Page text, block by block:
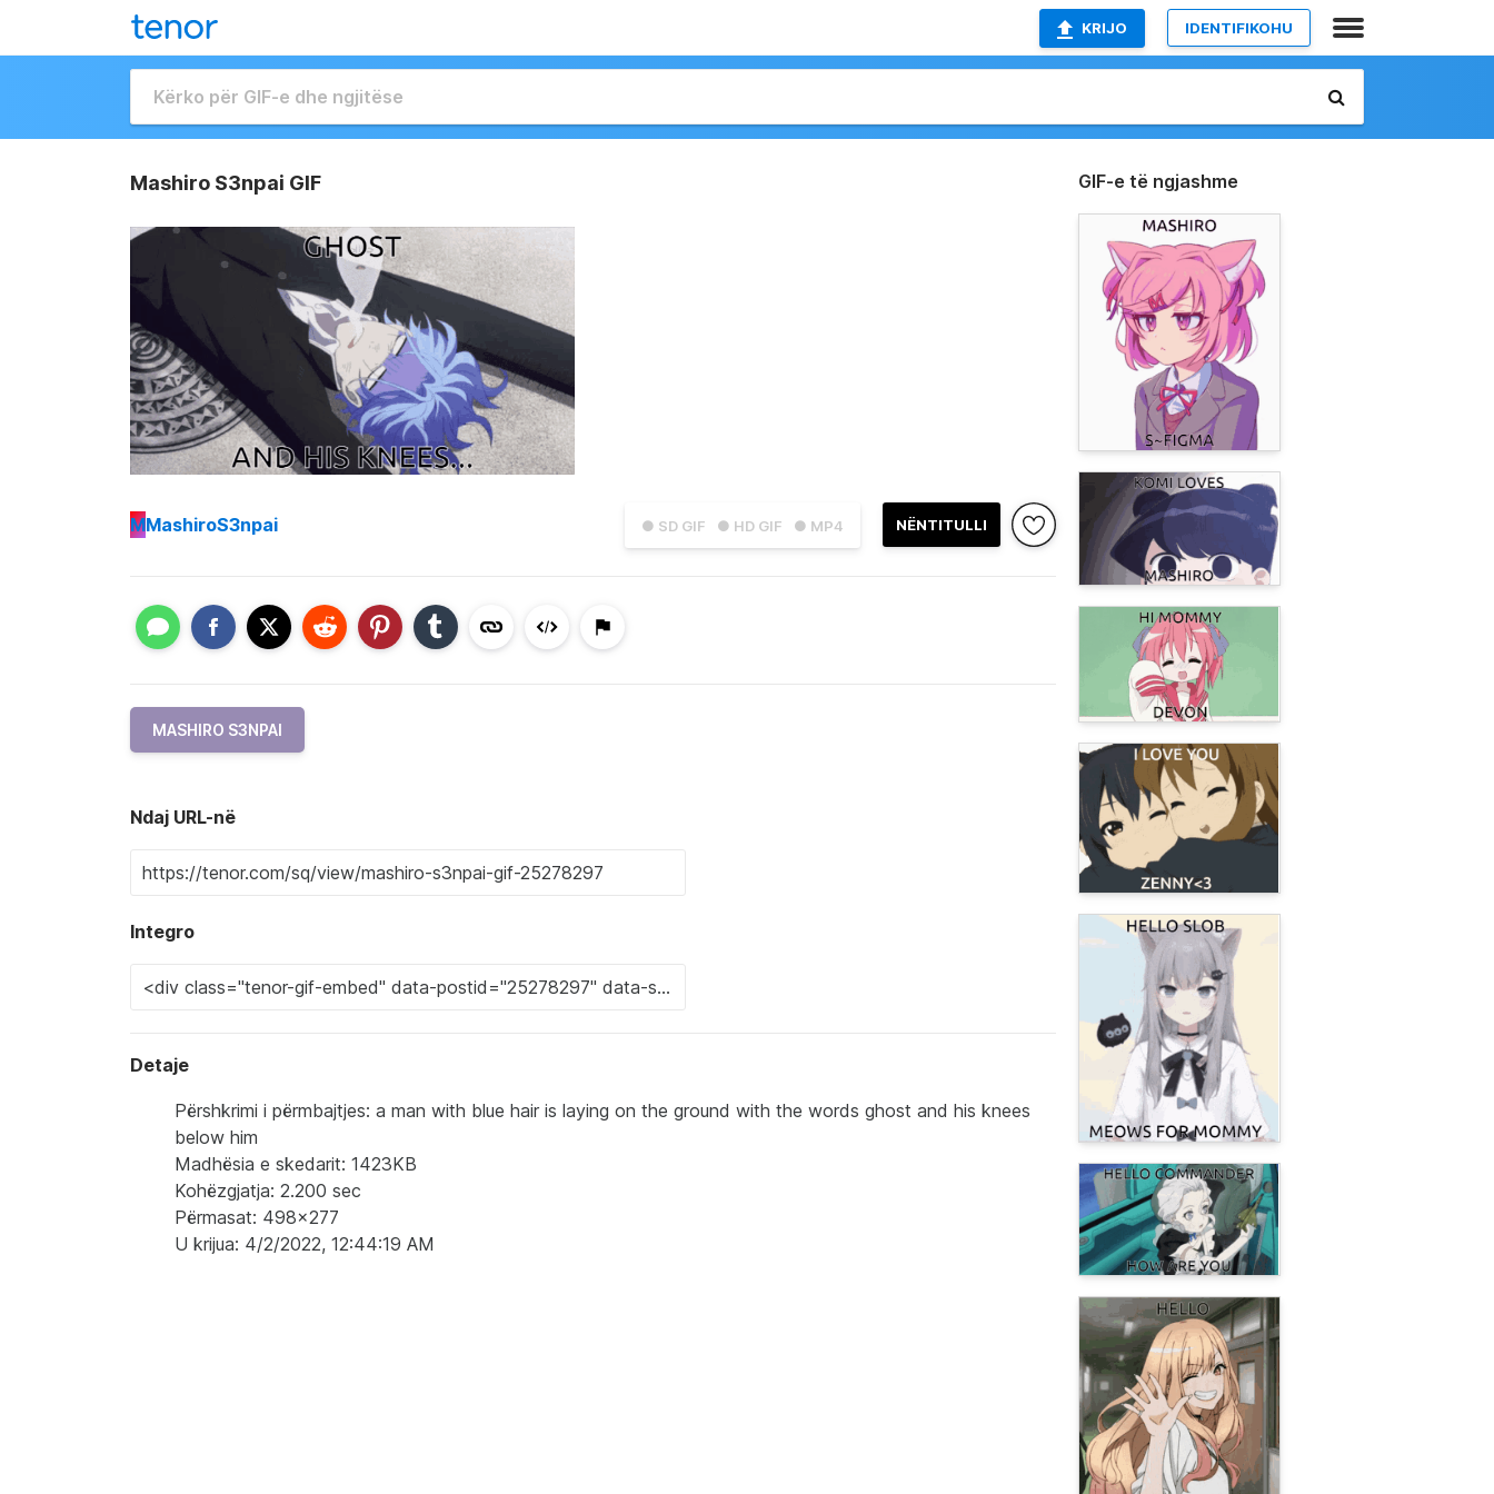
KRIJO IDENTIFIKOHU
Mashiro S3npai GIF
● SD GIF ● HD GIF ● MP4 NËNTITULLI
MMashiroS3npai
MASHIRO S3NPAI
Ndaj URL-në
Integro
Detaje
Përshkrimi i përmbajtjes: a man with blue hair is laying on the ground with the words ghost and his knees
below him
Madhësia e skedarit: 1423KB
Kohëzgjatja: 2.200 sec
Përmasat: 498x277
U krijua: 4/2/2022, 12:44:19 AM
GIF-e të ngjashme